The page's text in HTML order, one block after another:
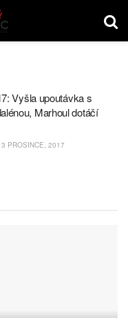
Vyšla upoutávka s
Marhoul dotáčí
3 PROSINCE, 2017